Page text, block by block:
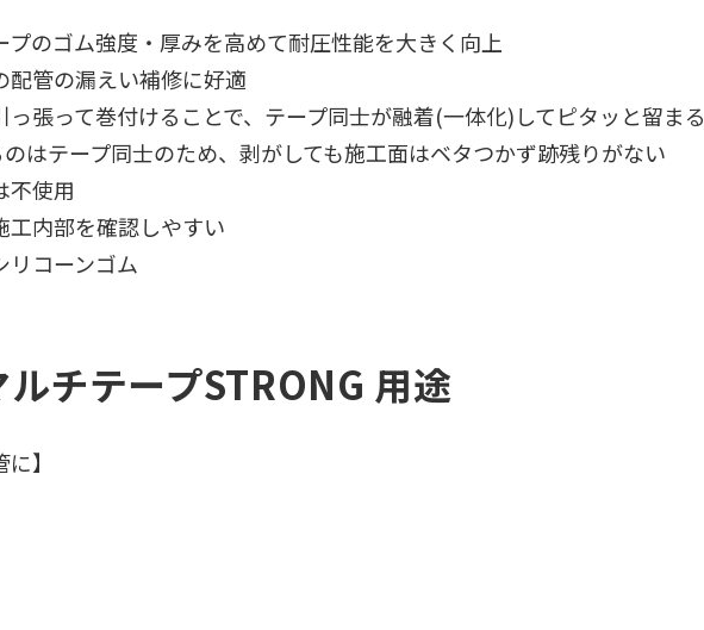
のゴム強度・厚みを高めて耐圧性能を大きく向上
管の漏えい補修に好適
張って巻付けることで、テープ同士が融着(一体化)してピタッと留まる
はテープ同士のため、剥がしても施工面はベタつかず跡残りがない
不使用
内部を確認しやすい
コーンゴム
チテープSTRONG 用途
】